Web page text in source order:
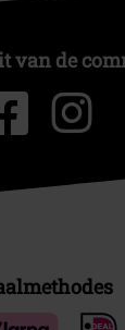
van de